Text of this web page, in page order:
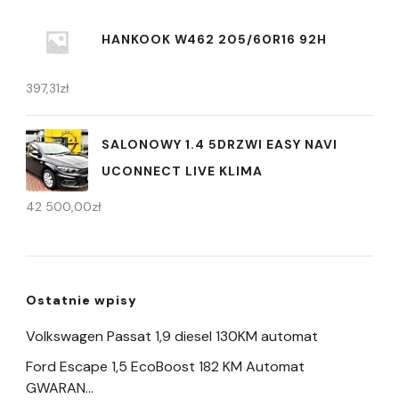
HANKOOK W462 205/60R16 92H
397,31zł
SALONOWY 1.4 5DRZWI EASY NAVI
UCONNECT LIVE KLIMA
42 500,00zł
Ostatnie wpisy
Volkswagen Passat 1,9 diesel 130KM automat
Ford Escape 1,5 EcoBoost 182 KM Automat
GWARAN…